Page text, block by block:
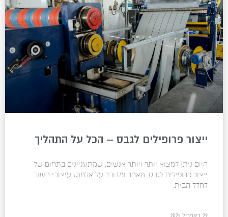
ייצור פרופילים לגבס – הכל על התהליך
היום ניתן למצוא יותר ויותר אנשים, שמתעניינים בתחום של
ייצור פרופילים לגבס, מאחר ומדובר על אלמנט עיצובי חשוב
לחלל הבית.
29 באפריל 2021